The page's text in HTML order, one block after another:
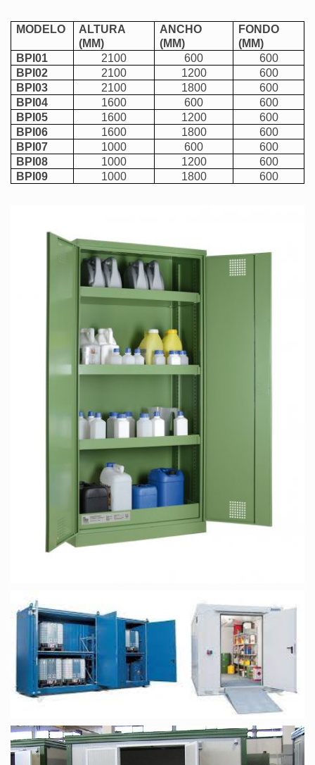
MODELO
ALTURA
(MM)
ANCHO
(MM)
FONDO
(MM)
BPI01
2100 600
600
BPI02
2100 1200
600
BPI03
2100 1800
600
BPI04
1600 600
600
BPI05
1600 1200
600
BPI06
1600 1800
600
BPI07
1000 600
600
BPI08
1000 1200
600
BPI09
1000 1800 600